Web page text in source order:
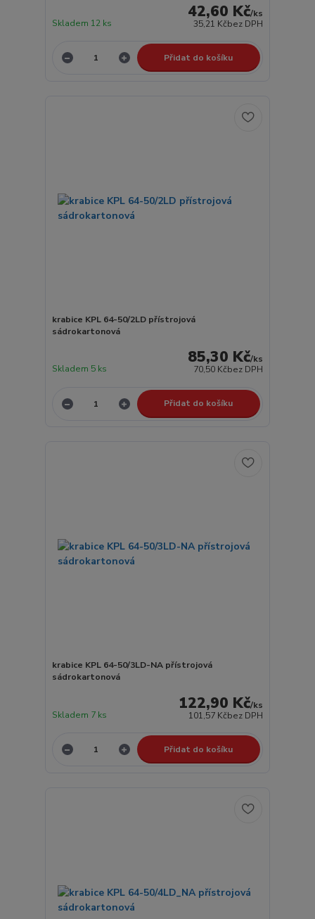
42,60 Kč/ks
35,21 Kčbez DPH
Skladem 12 ks
Přidat do košíku
krabice KPL 64-50/2LD přístrojová
sádrokartonová
85,30 Kč/ks
70,50 Kčbez DPH
Skladem 5 ks
Přidat do košíku
krabice KPL 64-50/3LD-NA přístrojová
sádrokartonová
122,90 Kč/ks
101,57 Kčbez DPH
Skladem 7 ks
Přidat do košíku